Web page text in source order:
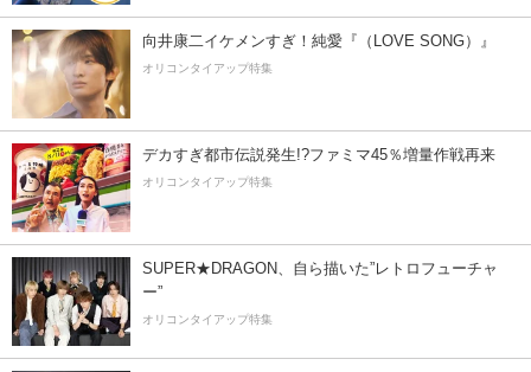
向井康二イケメンすぎ！純愛『（LOVE SONG）』
オリコンタイアップ特集
デカすぎ都市伝説発生!?ファミマ45％増量作戦再来
オリコンタイアップ特集
SUPER★DRAGON、自ら描いた”レトロフューチャ
ー”
オリコンタイアップ特集